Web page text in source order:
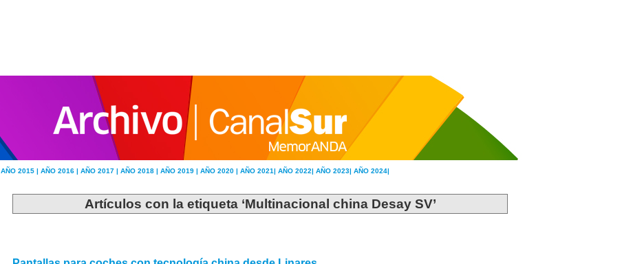
AÑO 2015 | AÑO 2016 | AÑO 2017 | AÑO 2018 | AÑO 2019 | AÑO 2020 | AÑO 2021| AÑO 2022| AÑO 2023| AÑO 2024|
Artículos con la etiqueta ‘Multinacional china Desay SV’